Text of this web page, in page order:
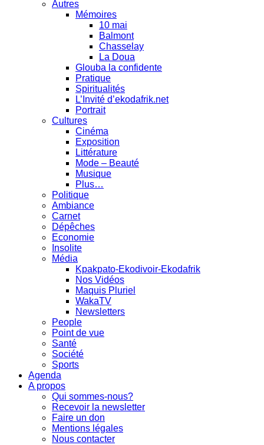
Autres
Mémoires
10 mai
Balmont
Chasselay
La Doua
Glouba la confidente
Pratique
Spiritualités
L’Invité d’ekodafrik.net
Portrait
Cultures
Cinéma
Exposition
Littérature
Mode – Beauté
Musique
Plus…
Politique
Ambiance
Carnet
Dépêches
Economie
Insolite
Média
Kpakpato-Ekodivoir-Ekodafrik
Nos Vidéos
Maquis Pluriel
WakaTV
Newsletters
People
Point de vue
Santé
Société
Sports
Agenda
A propos
Qui sommes-nous?
Recevoir la newsletter
Faire un don
Mentions légales
Nous contacter